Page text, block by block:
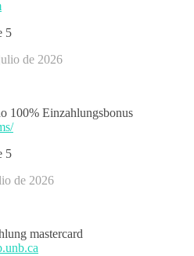
5
de 2026
100% Einzahlungsbonus
5
de 2026
mastercard